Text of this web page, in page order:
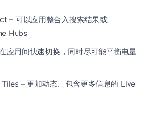
– 可以应用整合入搜索结果或
Hubs
应用间快速切换，同时尽可能平衡电量
– 更加动态、包含更多信息的 Live